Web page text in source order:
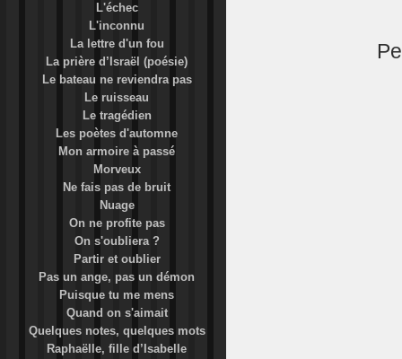
L'échec
L'inconnu
La lettre d'un fou
La prière d’Israël (poésie)
Le bateau ne reviendra pas
Le ruisseau
Le tragédien
Les poètes d'automne
Mon armoire à passé
Morveux
Ne fais pas de bruit
Nuage
On ne profite pas
On s'oubliera ?
Partir et oublier
Pas un ange, pas un démon
Puisque tu me mens
Quand on s'aimait
Quelques notes, quelques mots
Raphaëlle, fille d’Isabelle